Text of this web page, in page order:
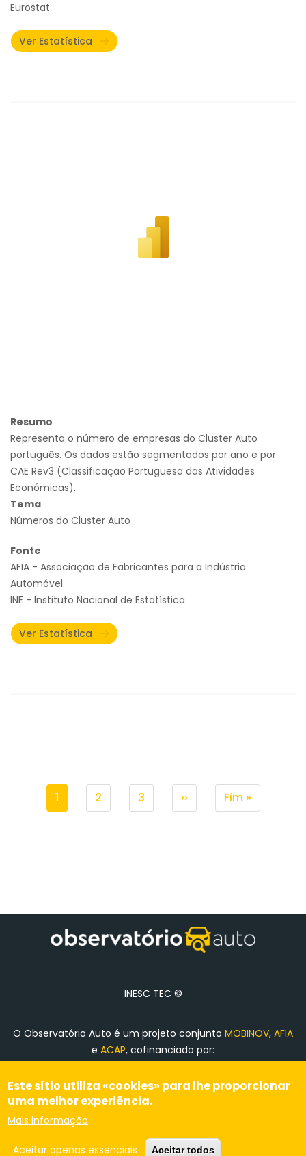
Eurostat
Ver Estatística
Resumo
Representa o número de empresas do Cluster Auto
português. Os dados estão segmentados por ano e por
CAE Rev3 (Classificação Portuguesa das Atividades
Económicas).
Tema
Números do Cluster Auto
Fonte
AFIA - Associação de Fabricantes para a Indústria
Automóvel
INE - Instituto Nacional de Estatística
Ver Estatística
Página
atual
1 Page
2 Page
3
Próxima
página
››
Última
página
Fim »
INESC TEC ©
O Observatório Auto é um projeto conjunto MOBINOV, AFIA
e ACAP, cofinanciado por:
Ficha de Projeto
Topo
Este sítio utiliza «cookies» para lhe proporcionar
uma melhor experiência.
Mais informação
Aceitar apenas essenciais Aceitar todos